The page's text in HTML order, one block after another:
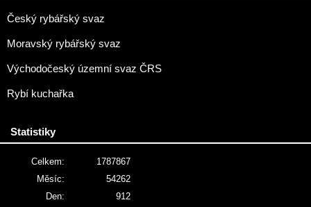
Český rybářský svaz
Moravský rybářský svaz
Východočeský územní svaz ČRS
Rybí kuchařka
Statistiky
Celkem:
1787867
Měsíc:
54262
Den:
912